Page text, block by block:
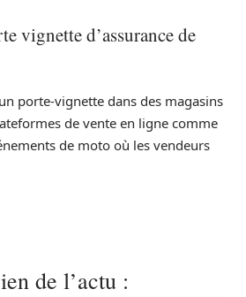
vignette d’assurance de
porte-vignette dans des magasins
de vente en ligne comme
de moto où les vendeurs
de l’actu :